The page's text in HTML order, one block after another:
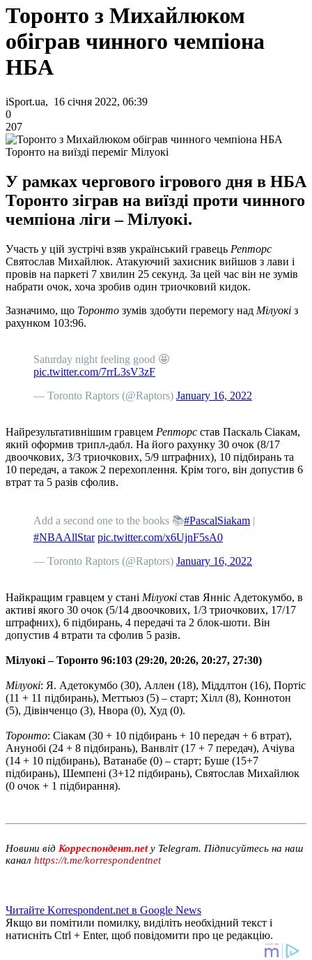
Торонто з Михайлюком
обіграв чинного чемпіона
НБА
iSport.ua, 16 січня 2022, 06:39
0
207
Торонто на виїзді переміг Мілуокі
У рамках чергового ігрового дня в НБА
Торонто зіграв на виїзді проти чинного
чемпіона ліги – Мілуокі.
Участь у цій зустрічі взяв український гравець Репторс
Святослав Михайлюк. Атакуючий захисник вийшов з лави і
провів на паркеті 7 хвилин 25 секунд. За цей час він не зумів
набрати очок, хоча зробив один триочковий кидок.
Зазначимо, що Торонто зумів здобути перемогу над Мілуокі з
рахунком 103:96.
Saturday night feeling good 🤩
pic.twitter.com/7rrL3sV3zF
— Toronto Raptors (@Raptors) January 16, 2022
Найрезультативнішим гравцем Репторс став Паскаль Сіакам,
який оформив трипл-дабл. На його рахунку 30 очок (8/17
двоочкових, 3/3 триочкових, 5/9 штрафних), 10 підбирань та
10 передач, а також 2 перехоплення. Крім того, він допустив 6
втрат та 5 разів сфолив.
Add a second one to the books 📚#PascalSiakam |
#NBAAllStar pic.twitter.com/x6UjnF5sA0
— Toronto Raptors (@Raptors) January 16, 2022
Найкращим гравцем у стані Мілуокі став Янніс Адетокумбо, в
активі якого 30 очок (5/14 двоочкових, 1/3 триочкових, 17/17
штрафних), 6 підбирань, 4 передачі та 2 блок-шоти. Він
допустив 4 втрати та сфолив 5 разів.
Мілуокі – Торонто 96:103 (29:20, 20:26, 20:27, 27:30)
Мілуокі: Я. Адетокумбо (30), Аллен (18), Міддлтон (16), Портіс
(11 + 11 підбирань), Меттьюз (5) – старт; Хілл (8), Коннотон
(5), Дівінченцо (3), Нвора (0), Худ (0).
Торонто: Сіакам (30 + 10 підбирань + 10 передач + 6 втрат),
Анунобі (24 + 8 підбирань), Ванвліт (17 + 7 передач), Ачіува
(14 + 10 підбирань), Ватанабе (0) – старт; Буше (15+7
підбирань), Шемпені (3+12 підбирань), Святослав Михайлюк
(0 очок + 1 підбирання).
Новини від Корреспондент.netу Telegram. Підписуйтесь на наш
канал https://t.me/korrespondentnet
Читайте Korrespondent.net в Google News
Якщо ви помітили помилку, виділіть необхідний текст і
натисніть Ctrl + Enter, щоб повідомити про це редакцію.